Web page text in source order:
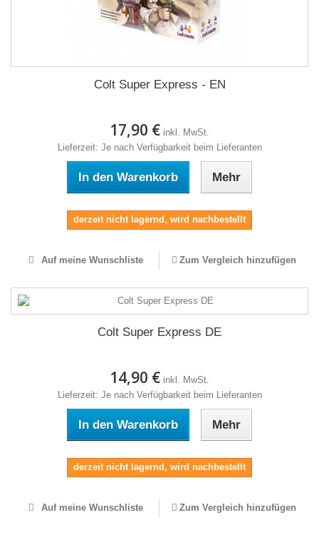
Colt Super Express - EN
17,90 € inkl. MwSt.
Lieferzeit: Je nach Verfügbarkeit beim Lieferanten
In den Warenkorb Mehr
derzeit nicht lagernd, wird nachbestellt
Auf meine Wunschliste Zum Vergleich hinzufügen
Colt Super Express DE
14,90 € inkl. MwSt.
Lieferzeit: Je nach Verfügbarkeit beim Lieferanten
In den Warenkorb Mehr
derzeit nicht lagernd, wird nachbestellt
Auf meine Wunschliste Zum Vergleich hinzufügen